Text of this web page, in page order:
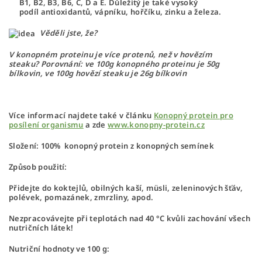
B1, B2, B3, B6, C, D a E. Důležitý je také vysoký
podíl antioxidantů, vápníku, hořčíku, zinku a železa.
Věděli jste, že?
V konopném proteinu je více protenů, než v hovězím
steaku? Porovnání: ve 100g konopného proteinu je 50g
bílkovin, ve 100g hovězí steaku je 26g bílkovin
Více informací najdete také v článku Konopný protein pro
posílení organismu a zde www.konopny-protein.cz
Složení: 100% konopný protein z konopných semínek
Způsob použití:
Přidejte do koktejlů, obilných kaší, müsli, zeleninových šťáv,
polévek, pomazánek, zmrzliny, apod.
Nezpracovávejte při teplotách nad 40 °C kvůli zachování všech
nutričních látek!
Nutriční hodnoty ve 100 g: